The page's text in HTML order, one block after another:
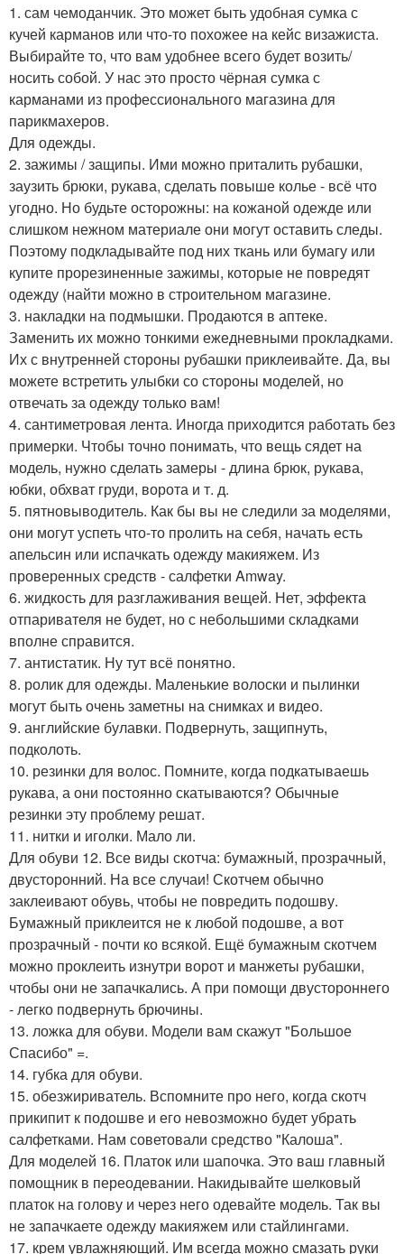
1. сам чемоданчик. Это может быть удобная сумка с
кучей карманов или что-то похожее на кейс визажиста.
Выбирайте то, что вам удобнее всего будет возить/
носить собой. У нас это просто чёрная сумка с
карманами из профессионального магазина для
парикмахеров.
Для одежды.
2. зажимы / защипы. Ими можно приталить рубашки,
заузить брюки, рукава, сделать повыше колье - всё что
угодно. Но будьте осторожны: на кожаной одежде или
слишком нежном материале они могут оставить следы.
Поэтому подкладывайте под них ткань или бумагу или
купите прорезиненные зажимы, которые не повредят
одежду (найти можно в строительном магазине.
3. накладки на подмышки. Продаются в аптеке.
Заменить их можно тонкими ежедневными прокладками.
Их с внутренней стороны рубашки приклеивайте. Да, вы
можете встретить улыбки со стороны моделей, но
отвечать за одежду только вам!
4. сантиметровая лента. Иногда приходится работать без
примерки. Чтобы точно понимать, что вещь сядет на
модель, нужно сделать замеры - длина брюк, рукава,
юбки, обхват груди, ворота и т. д.
5. пятновыводитель. Как бы вы не следили за моделями,
они могут успеть что-то пролить на себя, начать есть
апельсин или испачкать одежду макияжем. Из
проверенных средств - салфетки Amway.
6. жидкость для разглаживания вещей. Нет, эффекта
отпаривателя не будет, но с небольшими складками
вполне справится.
7. антистатик. Ну тут всё понятно.
8. ролик для одежды. Маленькие волоски и пылинки
могут быть очень заметны на снимках и видео.
9. английские булавки. Подвернуть, защипнуть,
подколоть.
10. резинки для волос. Помните, когда подкатываешь
рукава, а они постоянно скатываются? Обычные
резинки эту проблему решат.
11. нитки и иголки. Мало ли.
Для обуви 12. Все виды скотча: бумажный, прозрачный,
двусторонний. На все случаи! Скотчем обычно
заклеивают обувь, чтобы не повредить подошву.
Бумажный приклеится не к любой подошве, а вот
прозрачный - почти ко всякой. Ещё бумажным скотчем
можно проклеить изнутри ворот и манжеты рубашки,
чтобы они не запачкались. А при помощи двустороннего
- легко подвернуть брючины.
13. ложка для обуви. Модели вам скажут "Большое
Спасибо" =.
14. губка для обуви.
15. обезжириватель. Вспомните про него, когда скотч
прикипит к подошве и его невозможно будет убрать
салфетками. Нам советовали средство "Калоша".
Для моделей 16. Платок или шапочка. Это ваш главный
помощник в переодевании. Накидывайте шелковый
платок на голову и через него одевайте модель. Так вы
не запачкаете одежду макияжем или стайлингами.
17. крем увлажняющий. Им всегда можно смазать руки